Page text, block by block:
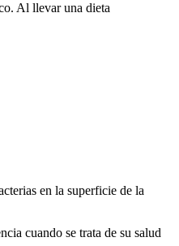
Al llevar una dieta
en la superficie de la
cuando se‍ trata de su salud‍